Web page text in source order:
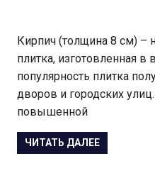
Кирпич (толщина 8 см) –
плитка, изготовленная
популярность плитка
дворов и городских
повышенной
ЧИТАТЬ ДАЛЕЕ